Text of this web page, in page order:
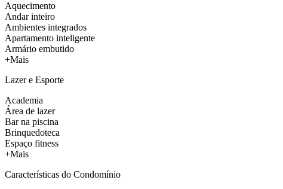
Aquecimento
Andar inteiro
Ambientes integrados
Apartamento inteligente
Armário embutido
+Mais
Lazer e Esporte
Academia
Área de lazer
Bar na piscina
Brinquedoteca
Espaço fitness
+Mais
Características do Condomínio